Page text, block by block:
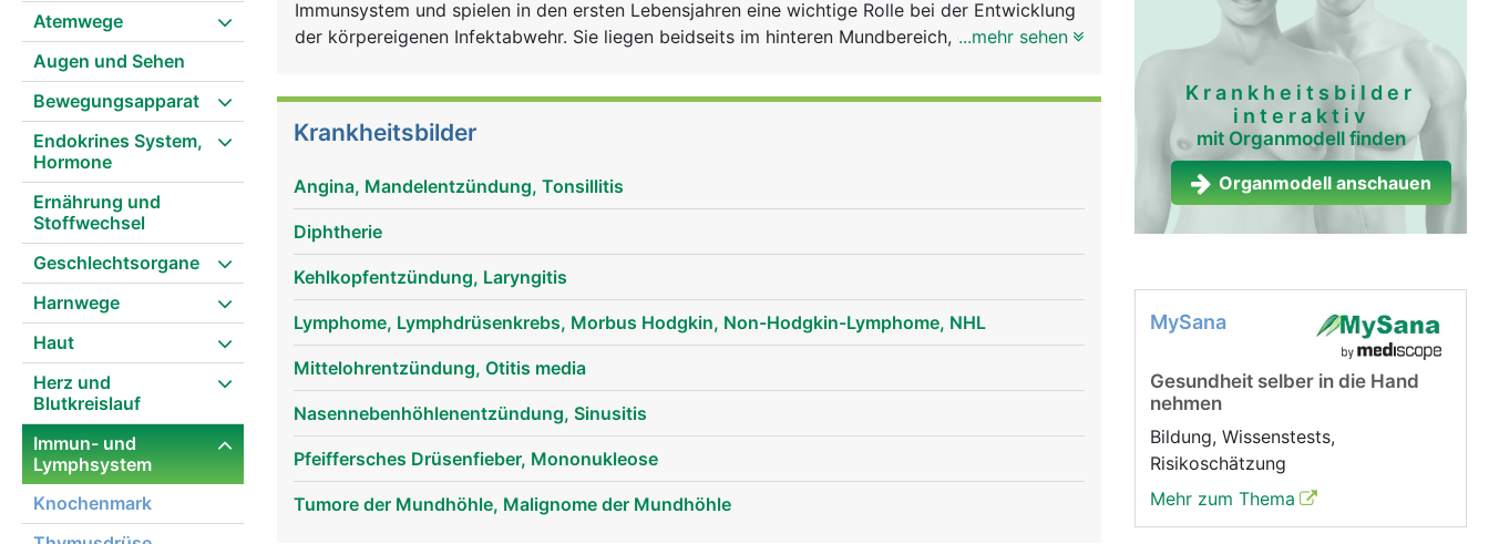
Atemwege
Augen und Sehen
Bewegungsapparat
Endokrines System,
Hormone
Ernährung und
Stoffwechsel
Geschlechtsorgane
Harnwege
Haut
Herz und
Blutkreislauf
Immun- und
Lymphsystem
Knochenmark
Immunsystem und spielen in den ersten Lebensjahren eine wichtige Rolle bei der Entwicklung
der körpereigenen Infektabwehr. Sie liegen beidseits im hinteren Mundbereich, eingebettet in
...mehr sehen
Krankheitsbilder
Angina, Mandelentzündung, Tonsillitis
Diphtherie
Kehlkopfentzündung, Laryngitis
Lymphome, Lymphdrüsenkrebs, Morbus Hodgkin, Non-Hodgkin-Lymphome, NHL
Mittelohrentzündung, Otitis media
Nasennebenhöhlenentzündung, Sinusitis
Pfeiffersches Drüsenfieber, Mononukleose
Tumore der Mundhöhle, Malignome der Mundhöhle
Krankheitsbilder
interaktiv
mit Organmodell finden
Organmodell anschauen
MySana
Gesundheit selber in die Hand
nehmen
Bildung, Wissenstests,
Risikoschätzung
Mehr zum Thema